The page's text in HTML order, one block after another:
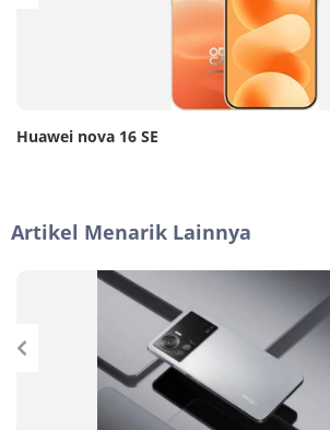
Huawei nova 16 SE
Artikel Menarik Lainnya